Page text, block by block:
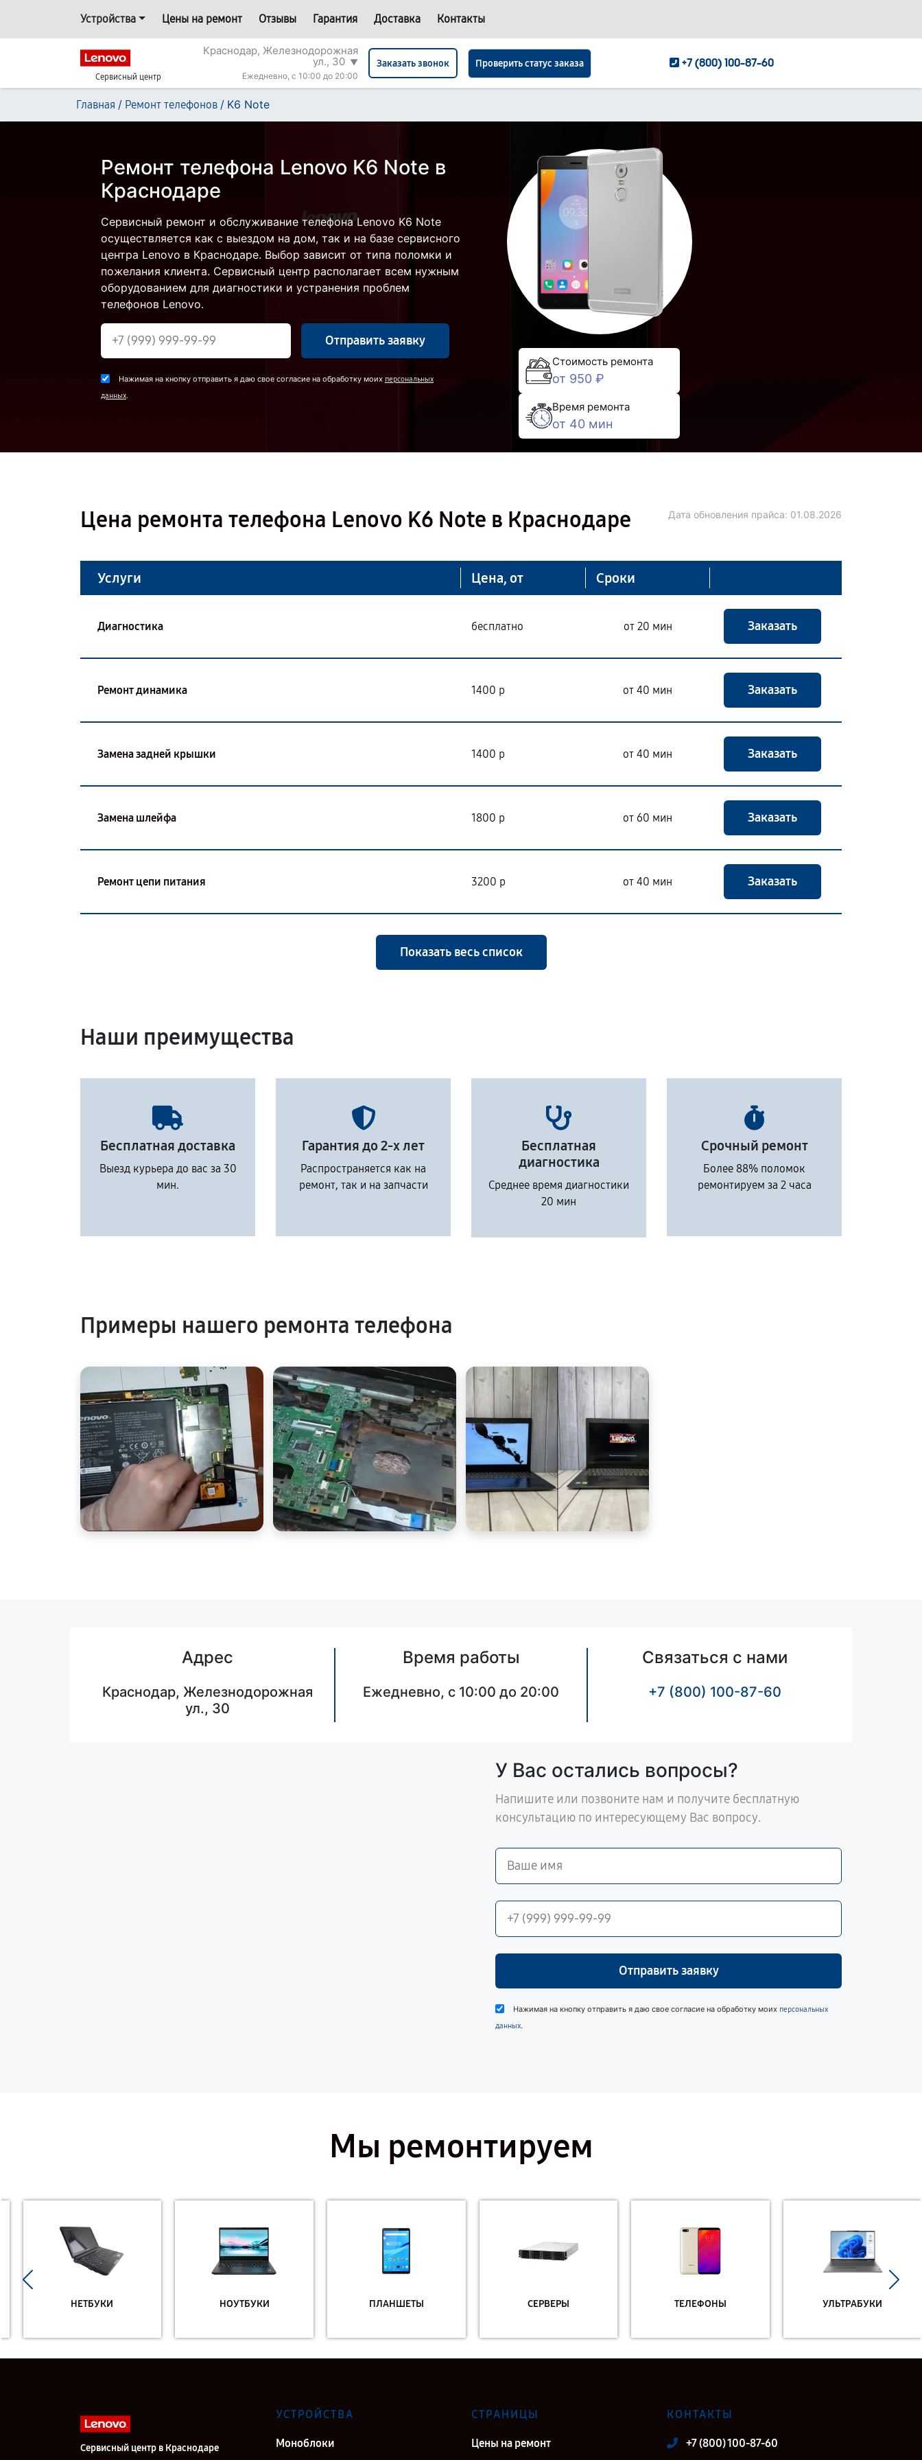
Устройства Цены на ремонт Отзывы Гарантия Доставка Контакты
Сервисный центр
Краснодар, Железнодорожная
ул., 30 ▼
Ежедневно, с 10:00 до 20:00
Заказать звонок Проверить статус заказа +7 (800) 100-87-60
Главная / Ремонт телефонов / K6 Note
Ремонт телефона Lenovo K6 Note в
Краснодаре
Сервисный ремонт и обслуживание телефона Lenovo K6 Note
осуществляется как с выездом на дом, так и на базе сервисного
центра Lenovo в Краснодаре. Выбор зависит от типа поломки и
пожелания клиента. Сервисный центр располагает всем нужным
оборудованием для диагностики и устранения проблем
телефонов Lenovo.
Отправить заявку
Нажимая на кнопку отправить я даю свое согласие на обработку моих персональных
данных.
Стоимость ремонта
от 950 ₽
Время ремонта
от 40 мин
Цена ремонта телефона Lenovo K6 Note в Краснодаре Дата обновления прайса: 01.08.2026
Услуги Цена, от Сроки
Диагностика бесплатно от 20 мин Заказать
Ремонт динамика 1400 р от 40 мин Заказать
Замена задней крышки 1400 р от 40 мин Заказать
Замена шлейфа 1800 р от 60 мин Заказать
Ремонт цепи питания 3200 р от 40 мин Заказать
Показать весь список
Наши преимущества
Бесплатная доставка
Выезд курьера до вас за 30
мин.
Гарантия до 2-х лет
Распространяется как на
ремонт, так и на запчасти
Бесплатная
диагностика
Среднее время диагностики
20 мин
Срочный ремонт
Более 88% поломок
ремонтируем за 2 часа
Примеры нашего ремонта телефона
Адрес
Краснодар, Железнодорожная
ул., 30
Время работы
Ежедневно, с 10:00 до 20:00
Связаться с нами
+7 (800) 100-87-60
У Вас остались вопросы?
Напишите или позвоните нам и получите бесплатную
консультацию по интересующему Вас вопросу.
Отправить заявку
Нажимая на кнопку отправить я даю свое согласие на обработку моих персональных
данных.
Мы ремонтируем
НЕТБУКИ НОУТБУКИ ПЛАНШЕТЫ СЕРВЕРЫ ТЕЛЕФОНЫ УЛЬТРАБУКИ
Сервисный центр в Краснодаре
УСТРОЙСТВА
Моноблоки
СТРАНИЦЫ
Цены на ремонт
КОНТАКТЫ
+7 (800) 100-87-60